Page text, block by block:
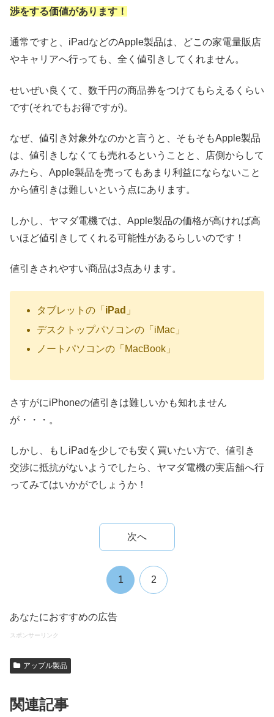
渉をする価値があります！
通常ですと、iPadなどのApple製品は、どこの家電量販店
やキャリアへ行っても、全く値引きしてくれません。
せいぜい良くて、数千円の商品券をつけてもらえるくらい
です(それでもお得ですが)。
なぜ、値引き対象外なのかと言うと、そもそもApple製品
は、値引きしなくても売れるということと、店側からして
みたら、Apple製品を売ってもあまり利益にならないこと
から値引きは難しいという点にあります。
しかし、ヤマダ電機では、Apple製品の価格が高ければ高
いほど値引きしてくれる可能性があるらしいのです！
値引きされやすい商品は3点あります。
タブレットの「 iPad 」
デスクトップパソコンの「iMac」
ノートパソコンの「MacBook」
さすがにiPhoneの値引きは難しいかも知れません
が・・・。
しかし、もしiPadを少しでも安く買いたい方で、値引き
交渉に抵抗がないようでしたら、ヤマダ電機の実店舗へ行
ってみてはいかがでしょうか！
次へ
1 2
あなたにおすすめの広告
スポンサーリンク
アップル製品
関連記事